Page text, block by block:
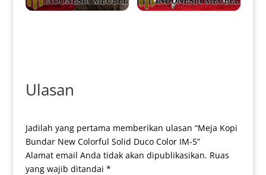
Ulasan
Jadilah yang pertama memberikan ulasan “Meja Kopi
Bundar New Colorful Solid Duco Color IM-5”
Alamat email Anda tidak akan dipublikasikan. Ruas
yang wajib ditandai *